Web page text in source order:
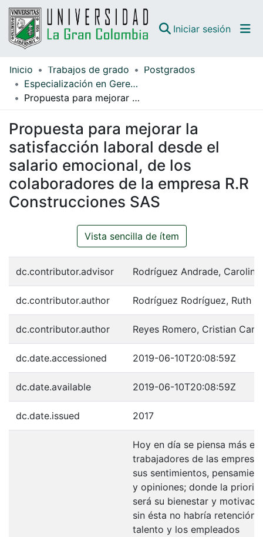
Iniciar sesión
Comunidades
Todo DSpace
Guías
Inicio Trabajos de grado
Postgrados
Especialización en Gerencia
Propuesta para mejorar la satisfacción laboral desde el salario emocional, de los colaboradores de la empresa R.R Construcciones SAS
Propuesta para mejorar la
satisfacción laboral desde el
salario emocional, de los
colaboradores de la empresa R.R
Construcciones SAS
Vista sencilla de ítem
dc.contributor.advisor Rodríguez Andrade, Carolina
dc.contributor.author Rodríguez Rodríguez, Ruth
dc.contributor.author Reyes Romero, Cristian
dc.date.accessioned 2019-06-10T20:08:59Z
dc.date.available 2019-06-10T20:08:59Z
dc.date.issued 2017
Hoy en día se piensa más en
trabajadores de las
sus sentimientos,
y opiniones; donde la
será su bienestar y
sin ésta no habría retención
talento y los empleados